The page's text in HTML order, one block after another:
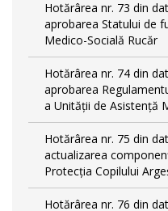
Hotărârea nr. 73 din
aprobarea Statului de
Medico-Socială Rucăr
Hotărârea nr. 74 din
aprobarea
a Unității de Asistență
Hotărârea nr. 75 din
actualizarea
Protecția Copilului
Hotărârea nr. 76 din